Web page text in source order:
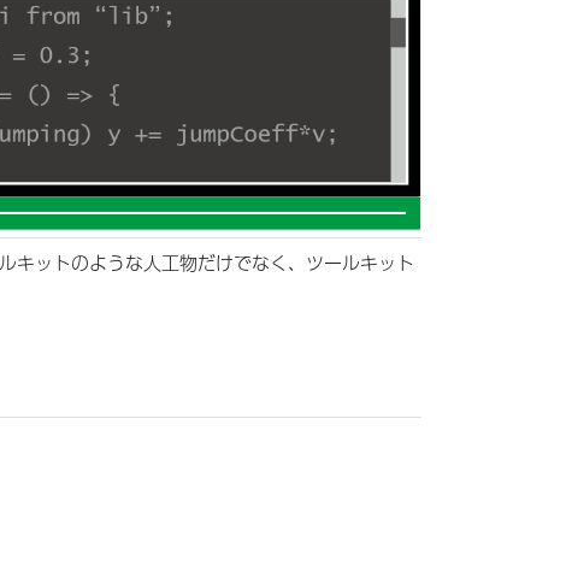
キットのような人工物だけでなく、ツールキット